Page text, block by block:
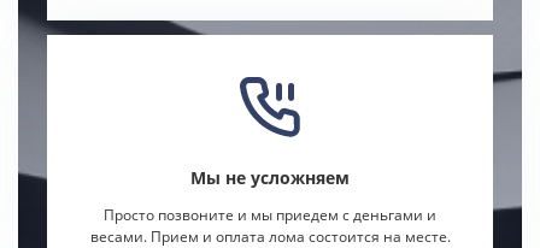
Мы не усложняем
Просто позвоните и мы приедем с деньгами и
весами. Прием и оплата лома состоится на месте.